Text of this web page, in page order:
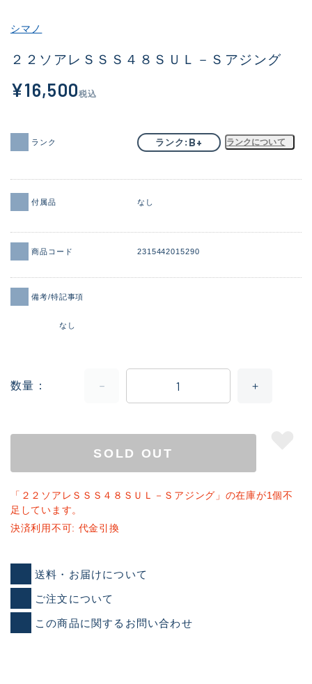
新商品(1925)
価格
シマノ
２２ソアレＳＳＳ４８ＳＵＬ－Ｓアジング
¥16,500税込
ランク ランク B+ ランクについて
付属品 なし
商品コード 2315442015290
備考/特記事項
なし
数量
SOLD OUT
「２２ソアレＳＳＳ４８ＳＵＬ－Ｓアジング」の在庫が1個不
足しています。
決済利用不可: 代金引換
送料・お届けについて
ご注文について
この商品に関するお問い合わせ